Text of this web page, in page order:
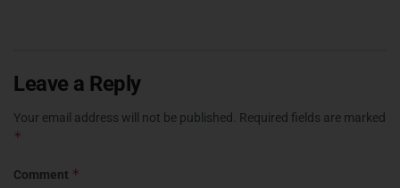
Leave a Reply
Your email address will not be published. Required fields are marked
*
Comment *